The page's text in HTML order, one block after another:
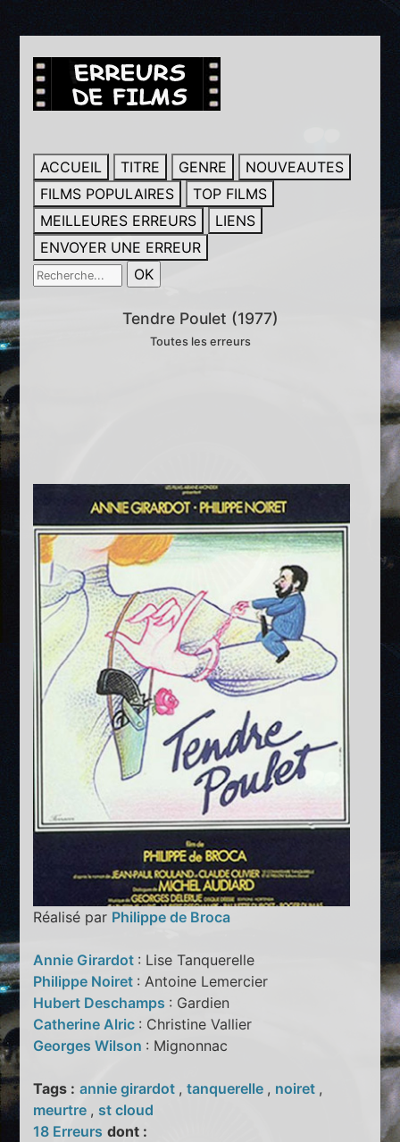
ACCUEIL TITRE GENRE
NOUVEAUTES
FILMS POPULAIRES
TOP FILMS
MEILLEURES ERREURS
LIENS
ENVOYER UNE ERREUR
Tendre Poulet (1977)
Toutes les erreurs
Réalisé par Philippe de Broca
Annie Girardot : Lise Tanquerelle
Philippe Noiret : Antoine Lemercier
Hubert Deschamps : Gardien
Catherine Alric : Christine Vallier
Georges Wilson : Mignonnac
Tags : annie girardot ,tanquerelle , noiret ,
meurtre , st cloud
18 Erreurs dont :